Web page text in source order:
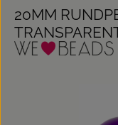
20MM